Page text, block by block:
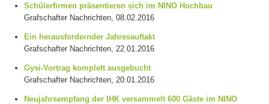
Schülerfirmen präsentieren sich im NINO Hochbau
Grafschafter Nachrichten, 08.02.2016
Ein herausfordernder Jahresauftakt
Grafschafter Nachrichten, 22.01.2016
Gysi-Vortrag komplett ausgebucht
Grafschafter Nachrichten, 20.01.2016
Neujahrsempfang der IHK versammelt 600 Gäste im NINO